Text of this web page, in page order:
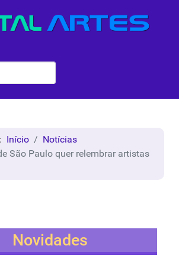
Início
Notícias
São Paulo quer relembrar artistas
Novidades